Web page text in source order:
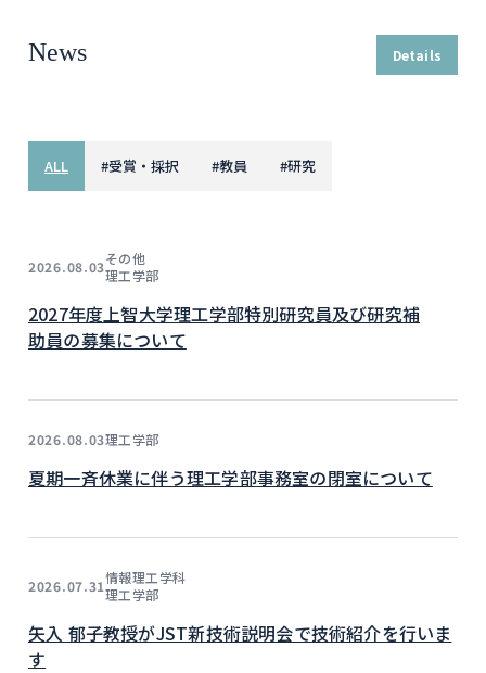
News Details
ALL #受賞・採択 #教員 #研究
2026.08.03その他
理工学部
2027年度上智大学理工学部特別研究員及び研究補
助員の募集について
2026.08.03理工学部
夏期一斉休業に伴う理工学部事務室の閉室について
2026.07.31情報理工学科
理工学部
矢入 郁子教授がJST新技術説明会で技術紹介を行いま
す